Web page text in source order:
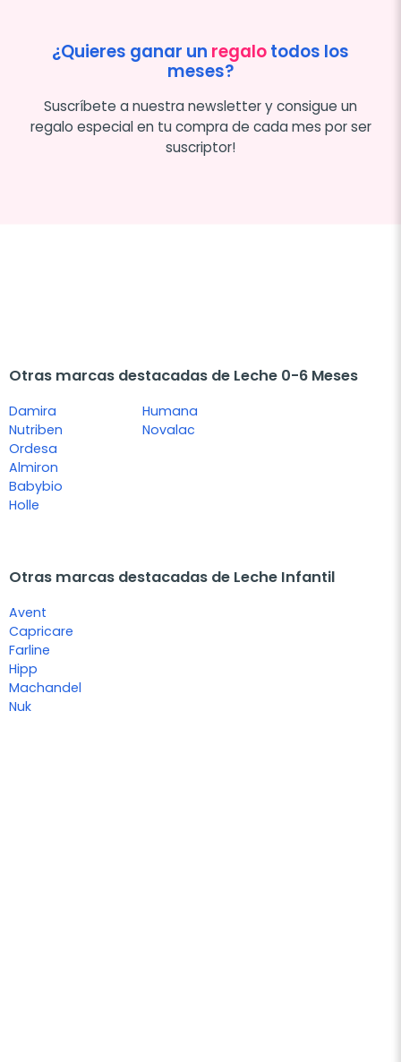
¿Quieres ganar un regalotodos los
meses?
Suscríbete a nuestra newsletter y consigue un
regalo especial en tu compra de cada mes por ser
suscriptor!
Otras marcas destacadas de Leche 0-6 Meses
Damira
Nutriben
Ordesa
Almiron
Babybio
Holle
Humana
Novalac
Otras marcas destacadas de Leche Infantil
Avent
Capricare
Farline
Hipp
Machandel
Nuk